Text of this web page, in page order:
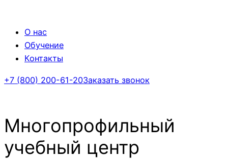
О нас
Обучение
Контакты
+7 (800) 200-61-20Заказать звонок
Многопрофильный
учебный центр